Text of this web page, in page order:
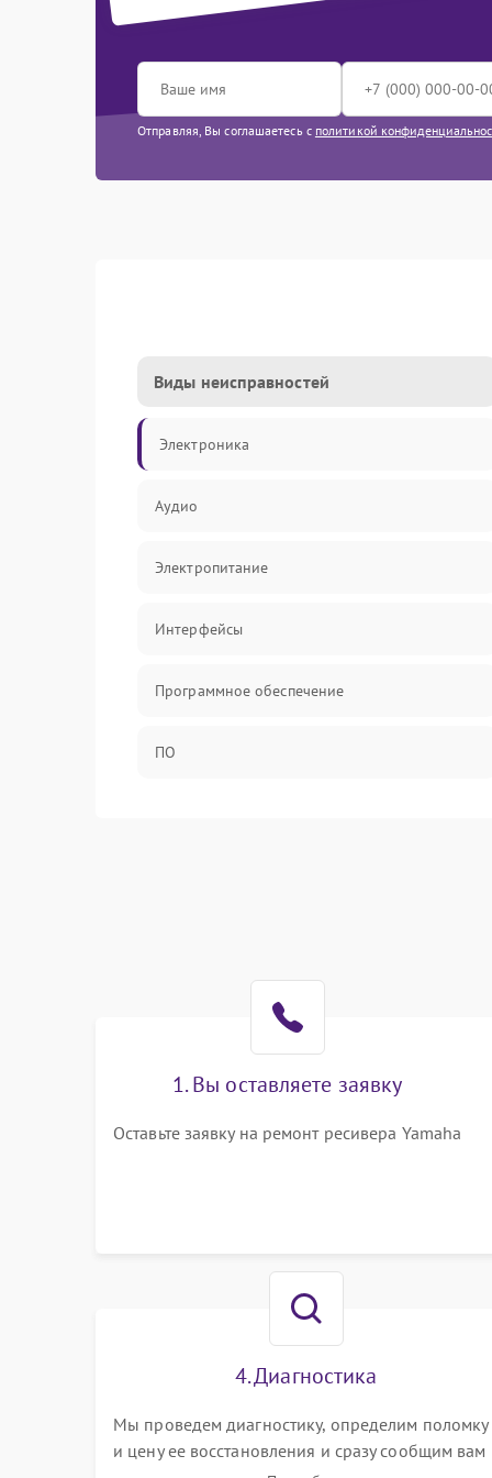
Отправляя, Вы соглашаетесь с политикой
Виды неисправностей
Электроника
Аудио
Электропитание
Интерфейсы
Программное обеспечение
ПО
1. Вы оставляете заявку
Оставьте заявку на ремонт ресивера Yamaha
4. Диагностика
Мы проведем диагностику, определим поломку
и цену ее восстановления и сразу сообщим вам